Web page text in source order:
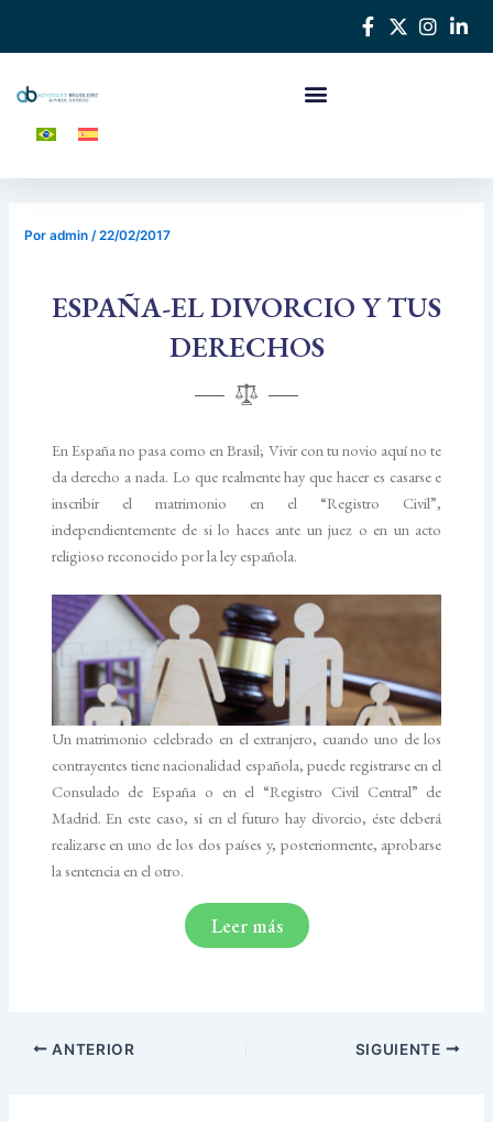
Poradmin /22/02/2017
ESPAÑA-EL DIVORCIO Y TUS
DERECHOS
En España no pasa como en Brasil; Vivir con tu novio aquí no te
da derecho a nada. Lo que realmente hay que hacer es casarse e
inscribir el matrimonio en el “Registro Civil”,
independientemente de si lo haces ante un juez o en un acto
religioso reconocido por la ley española.
Un matrimonio celebrado en el extranjero, cuando uno de los
contrayentes tiene nacionalidad española, puede registrarse en el
Consulado de España o en el “Registro Civil Central” de
Madrid. En este caso, si en el futuro hay divorcio, éste deberá
realizarse en uno de los dos países y, posteriormente, aprobarse
la sentencia en el otro.
Leer más
ANTERIOR SIGUIENTE